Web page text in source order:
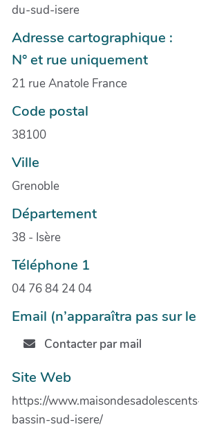
du-sud-isere
Adresse cartographique :
N° et rue uniquement
21 rue Anatole France
Code postal
38100
Ville
Grenoble
Département
38 - Isère
Téléphone 1
04 76 84 24 04
Email (n’apparaîtra pas sur
Contacter par mail
Site Web
https://
bassin-sud-isere/